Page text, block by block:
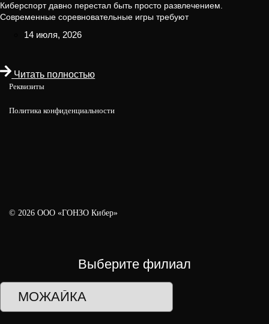
Киберспорт давно перестал быть просто развлечением.
Современные соревновательные игры требуют
14 июля, 2026
Читать полностью
Реквизиты
Политика конфиденциальности
© 2026 ООО «ГОНЗО Кибер»
Выберите филиал